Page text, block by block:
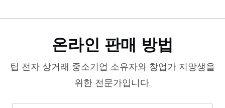
온라인 판매 방법
팁 전자 상거래 중소기업 소유자와 창업가 지망생을
위한 전문가입니다.